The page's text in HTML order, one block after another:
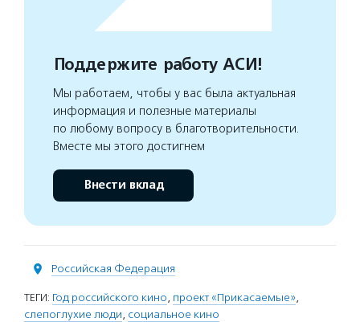
Поддержите работу АСИ!
Мы работаем, чтобы у вас была актуальная
информация и полезные материалы
по любому вопросу в благотворительности.
Вместе мы этого достигнем
Внести вклад
Российская Федерация
ТЕГИ: Год российского кино, проект «Прикасаемые»,
слепоглухие люди, социальное кино